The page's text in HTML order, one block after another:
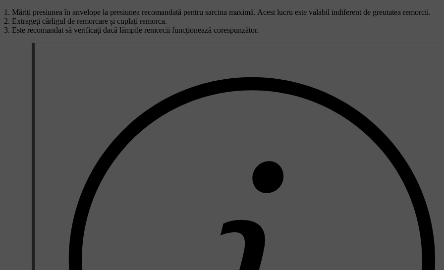
Măriți presiunea în anvelope la presiunea recomandată pentru sarcina maximă. Acest lucru este valabil indiferent de greutatea remorcii.
Extrageți cârligul de remorcare și cuplați remorca.
Este recomandat să verificați dacă lămpile remorcii funcționează corespunzător.